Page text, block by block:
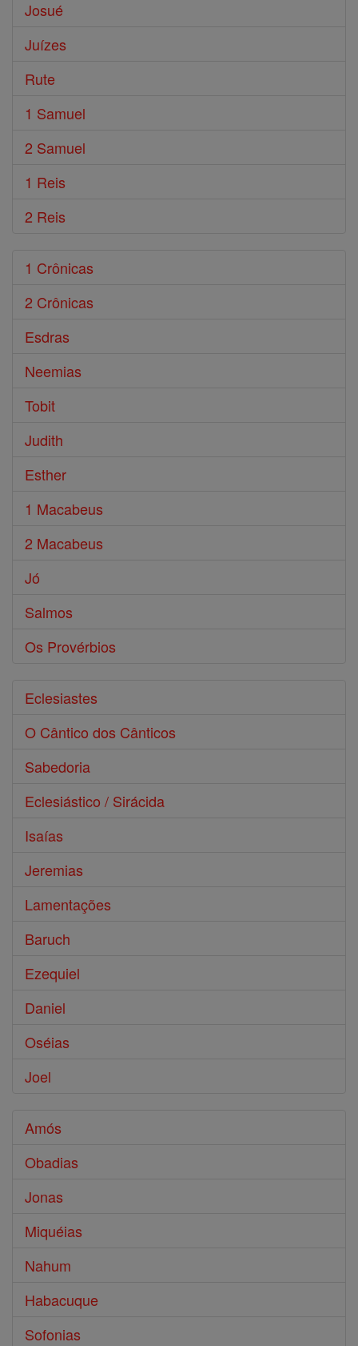
Josué
Juízes
Rute
1 Samuel
2 Samuel
1 Reis
2 Reis
1 Crônicas
2 Crônicas
Esdras
Neemias
Tobit
Judith
Esther
1 Macabeus
2 Macabeus
Jó
Salmos
Os Provérbios
Eclesiastes
O Cântico dos Cânticos
Sabedoria
Eclesiástico / Sirácida
Isaías
Jeremias
Lamentações
Baruch
Ezequiel
Daniel
Oséias
Joel
Amós
Obadias
Jonas
Miquéias
Nahum
Habacuque
Sofonias